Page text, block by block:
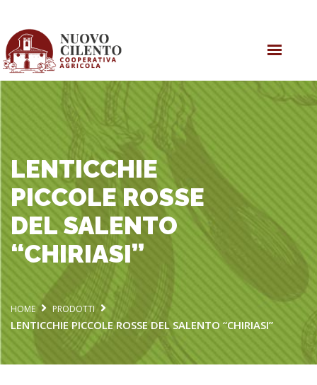
OLIO EVO
COOPERATIVA
LENTICCHIE
PICCOLE ROSSE
DEL SALENTO
“CHIRIASI”
HOME PRODOTTI
LENTICCHIE PICCOLE ROSSE DEL SALENTO “CHIRIASI”